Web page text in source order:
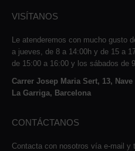
VISÍTANOS
Le atenderemos con mucho gusto
a jueves, de 8 a 14:00h y de 15 a
de 15:00 a 16:00 y los sábados de
Carrer Josep Maria Sert, 13, Nave
La Garriga, Barcelona
CONTÁCTANOS
Contacta con nosotros vía e-mail y